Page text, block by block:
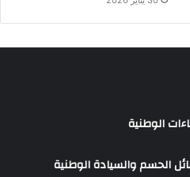
الوطنية
الحسم والسيادة الوطنية